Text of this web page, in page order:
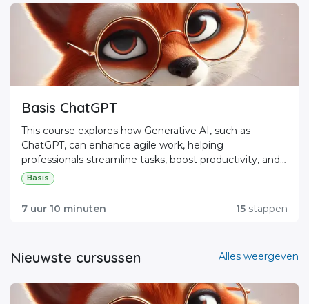
Basis ChatGPT
This course explores how Generative AI, such as
ChatGPT, can enhance agile work, helping
professionals streamline tasks, boost productivity, and
make smarter decisions.
Basis
7 uur 10 minuten 15 stappen
Alles weergeven
Nieuwste cursussen